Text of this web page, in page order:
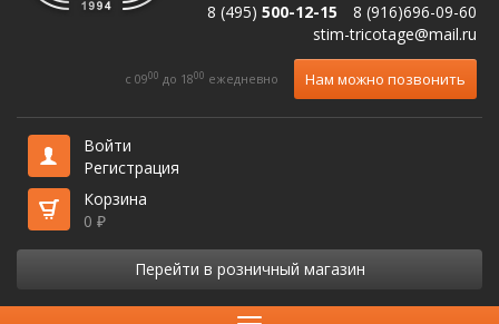
8 (495) 500-12-15
8 (916)696-09-60
stim-tricotage@mail.ru
c 0900 до 1800 ежедневно Нам можно позвонить
Войти
Регистрация
Корзина
0 ₽
Перейти в розничный магазин